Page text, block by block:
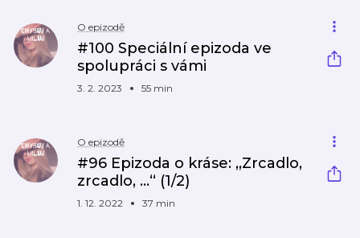
O epizodě
#100 Speciální epizoda ve
spolupráci s vámi
3. 2. 2023 55 min
O epizodě
#96 Epizoda o kráse: ‚‚Zrcadlo,
zrcadlo, ...‘‘ (1/2)
1. 12. 2022 37 min